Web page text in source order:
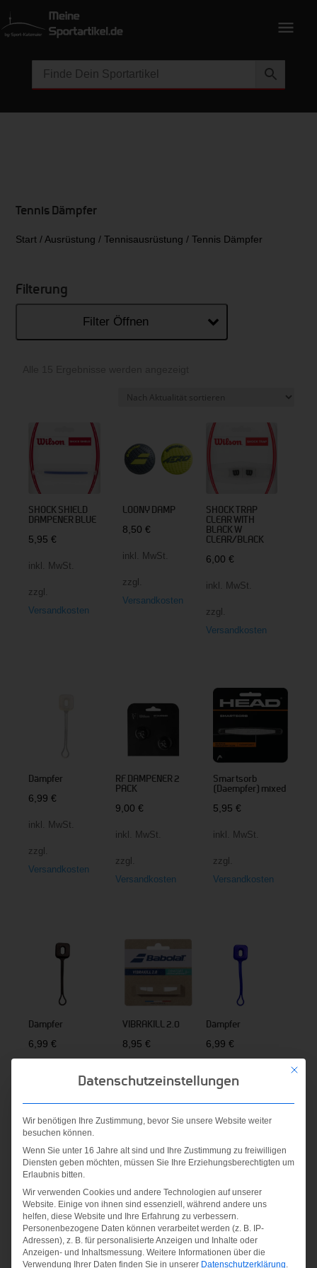
Tennis Dämpfer
Start / Ausrüstung /Tennisausrüstung / Tennis Dämpfer
Filterung
Filter Öffnen
sortiert
SHOCK SHIELD
DAMPENER BLUE
5,95€
inkl. MwSt.
zzgl.
Versandkosten
LOONY DAMP
8,50€
inkl. MwSt.
zzgl.
Versandkosten
SHOCK TRAP
CLEAR WITH
BLACK W
CLEAR/BLACK
6,00 €
inkl. MwSt.
zzgl.
Versandkosten
Dämpfer
6,99€
inkl. MwSt.
zzgl.
Versandkosten
RF DAMPENER 2
PACK
9,00€
inkl. MwSt.
zzgl.
Versandkosten
Smartsorb
(Daempfer) mixed
5,95 €
inkl. MwSt.
zzgl.
Versandkosten
Dämpfer
6,99€
VIBRAKILL 2.0
8,95€
Dämpfer
6,99 €
STRIKE DAMP
Dämpfer
Dämpfer
Mit
Datenschutzeinstellungen
Wir benötigen Ihre Zustimmung, bevor Sie unsere Website weiter
besuchen können.
Wenn Sie unter 16 Jahre alt sind und Ihre Zustimmung zu freiwilligen
Diensten geben möchten, müssen Sie Ihre Erziehungsberechtigten um
Erlaubnis bitten.
Wir verwenden Cookies und andere Technologien auf unserer
Website. Einige von ihnen sind essenziell, während andere uns
helfen, diese Website und Ihre Erfahrung zu verbessern.
Personenbezogene Daten können verarbeitet werden (z. B. IP-
Adressen), z. B. für personalisierte Anzeigen und Inhalte oder
Anzeigen- und Inhaltsmessung. Weitere Informationen über die
Verwendung Ihrer Daten finden Sie in unserer Datenschutzerklärung.